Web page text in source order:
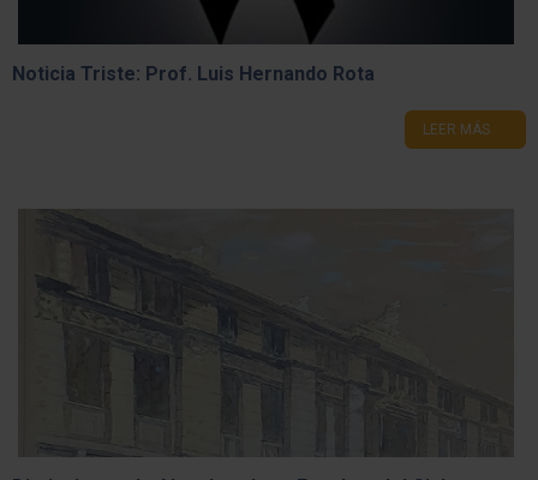
Noticia Triste: Prof. Luis Hernando Rota
LEER MÁS